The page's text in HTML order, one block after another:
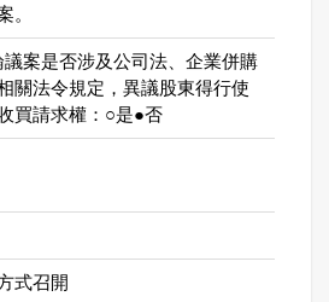
。
案是否涉及公司法、企業併購
關法令規定，異議股東得行使
買請求權：○是●否
式召開